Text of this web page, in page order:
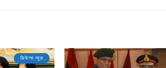
डिफेन्स न्यूज़